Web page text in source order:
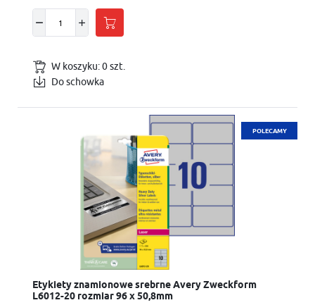
W koszyku:0szt.
Do schowka
POLECAMY
Etykiety znamionowe srebrne Avery Zweckform
L6012-20 rozmiar 96 x 50,8mm